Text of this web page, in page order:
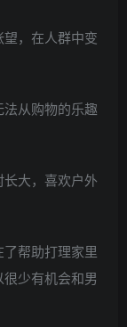
，在人群中变
从购物的乐趣
大，喜欢户外
帮助打理家里
少有机会和男